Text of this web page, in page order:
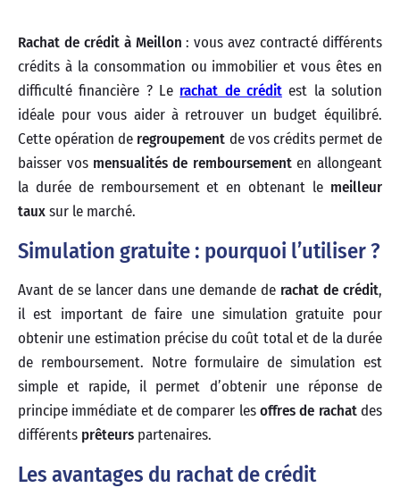
Rachat de crédit à Meillon : vous avez contracté différents
crédits à la consommation ou immobilier et vous êtes en
difficulté financière ? Le rachat de créditest la solution
idéale pour vous aider à retrouver un budget équilibré.
Cette opération de regroupement de vos crédits permet de
baisser vos mensualités de remboursementen allongeant
la durée de remboursement et en obtenant le meilleur
taux sur le marché.
Simulation gratuite : pourquoi l’utiliser ?
Avant de se lancer dans une demande de rachat de crédit,
il est important de faire une simulation gratuite pour
obtenir une estimation précise du coût total et de la durée
de remboursement. Notre formulaire de simulation est
simple et rapide, il permet d’obtenir une réponse de
principe immédiate et de comparer les offres de rachatdes
différents prêteurs partenaires.
Les avantages du rachat de crédit